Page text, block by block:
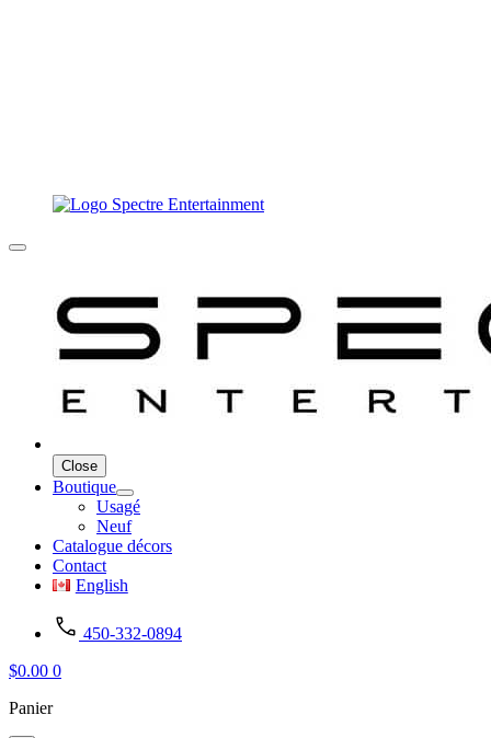
Close
Boutique
Usagé
Neuf
Catalogue décors
Contact
English
450-332-0894
$0.00 0
Panier